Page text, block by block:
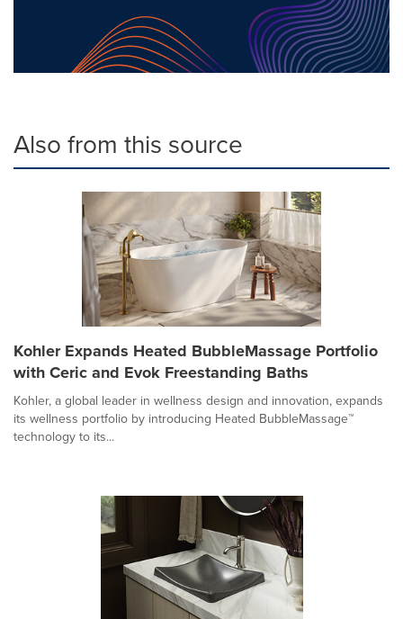
Also from this source
Kohler Expands Heated BubbleMassage Portfolio
with Ceric and Evok Freestanding Baths
Kohler, a global leader in wellness design and innovation, expands
its wellness portfolio by introducing Heated BubbleMassage™
technology to its...